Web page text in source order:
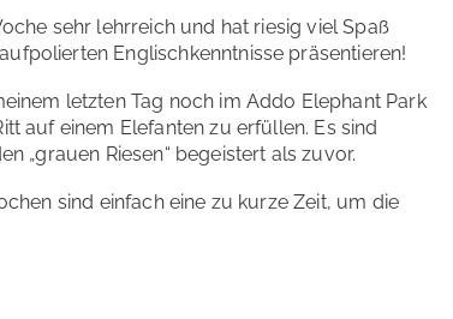
sehr lehrreich und hat riesig viel Spaß
Englischkenntnisse präsentieren!
letzten Tag noch im Addo Elephant Park
auf einem Elefanten zu erfüllen. Es sind
„grauen Riesen“ begeistert als zuvor.
sind einfach eine zu kurze Zeit, um die